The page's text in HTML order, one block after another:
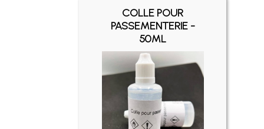
COLLE POUR
PASSEMENTERIE -
50ML